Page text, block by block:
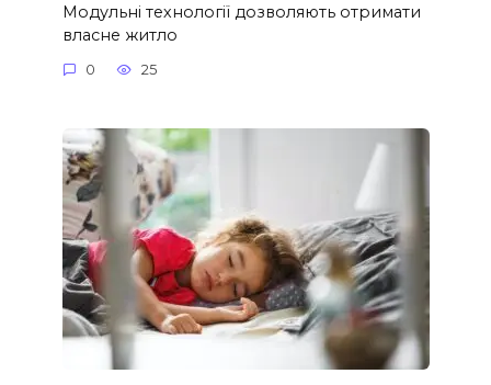
Модульні технології дозволяють отримати
власне житло
0 25